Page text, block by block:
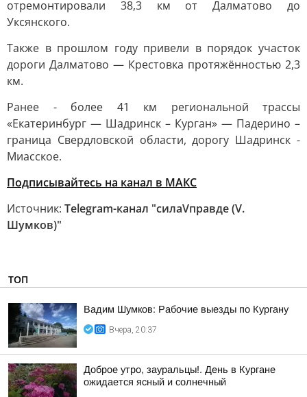
отремонтировали 38,3 км от Далматово до
Уксянского.
Также в прошлом году привели в порядок участок
дороги Далматово — Крестовка протяжённостью 2,3
км.
Ранее - более 41 км региональной трассы
«Екатеринбург — Шадринск – Курган» — Падерино –
граница Свердловской области, дорогу Шадринск -
Миасское.
Подписывайтесь на канал в МАКС
Источник: Telegram-канал "силаVправде (V.
Шумков)"
ТОП
Вадим Шумков: Рабочие выезды по Кургану
Вчера, 20:37
Доброе утро, зауральцы!. День в Кургане
ожидается ясный и солнечный